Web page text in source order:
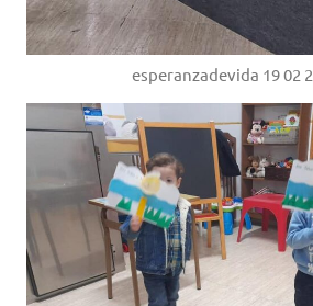
esperanzadevida 19 02